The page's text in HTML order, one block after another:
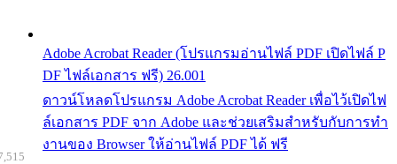
Adobe Acrobat Reader (โปรแกรมอ่านไฟล์ PDF เปิดไฟล์ P
DF ไฟล์เอกสาร ฟรี) 26.001
ดาวน์โหลดโปรแกรม Adobe Acrobat Reader เพื่อไว้เปิดไฟ
ล์เอกสาร PDF จาก Adobe และช่วยเสริมสำหรับกับการทำ
งานของ Browser ให้อ่านไฟล์ PDF ได้ ฟรี